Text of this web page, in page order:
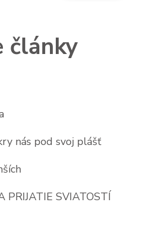
články
nás pod svoj plášť
PRIJATIE SVIATOSTÍ